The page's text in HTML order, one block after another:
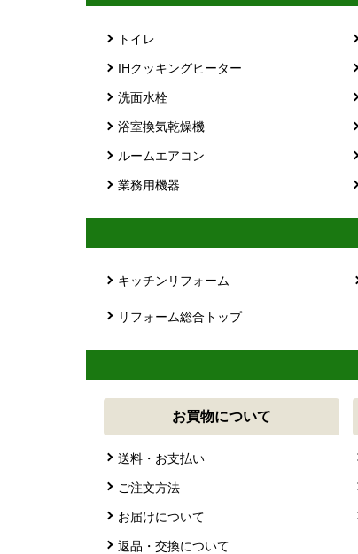
トイレ
IHクッキングヒーター
洗面水栓
浴室換気乾燥機
ルームエアコン
業務用機器
キッチンリフォーム
リフォーム総合トップ
お買物について
送料・お支払い
ご注文方法
お届けについて
返品・交換について